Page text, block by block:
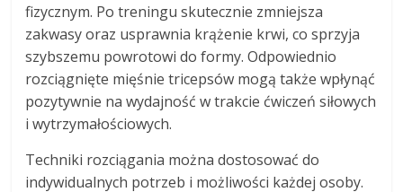
fizycznym. Po treningu skutecznie zmniejsza
zakwasy oraz usprawnia krążenie krwi, co sprzyja
szybszemu powrotowi do formy. Odpowiednio
rozciągnięte mięśnie tricepsów mogą także wpłynąć
pozytywnie na wydajność w trakcie ćwiczeń siłowych
i wytrzymałościowych.
Techniki rozciągania można dostosować do
indywidualnych potrzeb i możliwości każdej osoby.